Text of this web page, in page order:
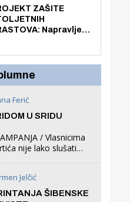
na kućnu adresu
biciklom.
ZAŠITE
Napravljen
Ferić
U SRIDU
/ Vlasnicima
nije lako slušati
ne postoji
Jelčić
ŠIBENSKE